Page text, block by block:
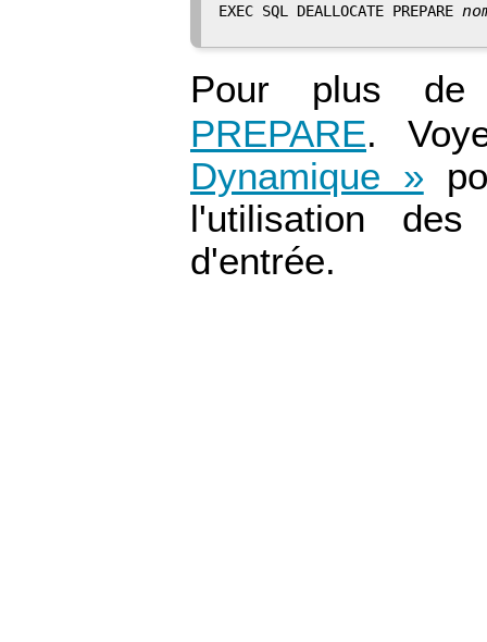
EXEC SQL DEALLOCATE PREPARE
Pour plus
PREPARE.
Dynamique »
l'utilisation
d'entrée.